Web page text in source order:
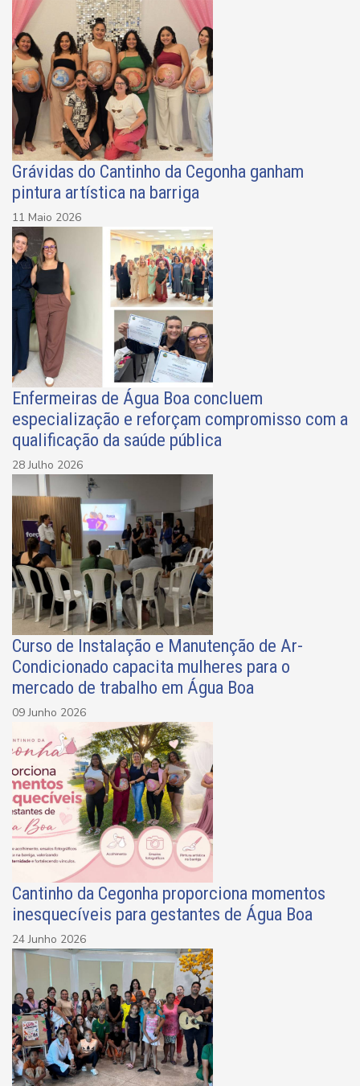
Grávidas do Cantinho da Cegonha ganham
pintura artística na barriga
11 Maio 2026
Enfermeiras de Água Boa concluem
especialização e reforçam compromisso com a
qualificação da saúde pública
28 Julho 2026
Curso de Instalação e Manutenção de Ar-
Condicionado capacita mulheres para o
mercado de trabalho em Água Boa
09 Junho 2026
Cantinho da Cegonha proporciona momentos
inesquecíveis para gestantes de Água Boa
24 Junho 2026